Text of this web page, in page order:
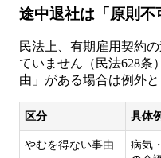
途中退社は「原則不
民法上、有期雇用契約
ていません（民法628条
由」がある場合は例外と
区分 具体
やむを得ない事由
病気